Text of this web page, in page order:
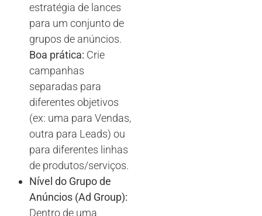
estratégia de lances
para um conjunto de
grupos de anúncios.
Boa prática: Crie
campanhas
separadas para
diferentes objetivos
(ex: uma para Vendas,
outra para Leads) ou
para diferentes linhas
de produtos/serviços.
Nível do Grupo de
Anúncios (Ad Group):
Dentro de uma